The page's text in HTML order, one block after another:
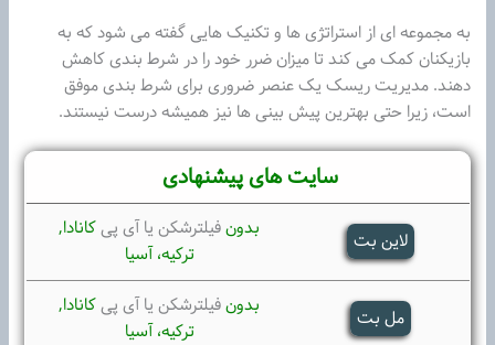
به مجموعه ای از استراتژی ها و تکنیک هایی گفته می شود که به
بازیکنان کمک می کند تا میزان ضرر خود را در شرط بندی کاهش
دهند. مدیریت ریسک یک عنصر ضروری برای شرط بندی موفق
است، زیرا حتی بهترین پیش بینی ها نیز همیشه درست نیستند.
سایت های پیشنهادی
لاین بت
بدونفیلترشکن یا آی پیکانادا,
ترکیه، آسیا
مل بت
بدونفیلترشکن یا آی پیکانادا,
ترکیه، آسیا